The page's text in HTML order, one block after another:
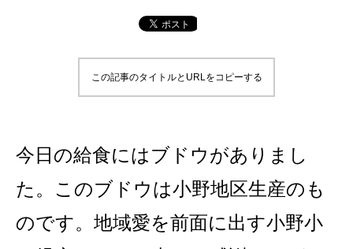
この記事のタイトルとURLをコピーする
今日の給食にはブドウがありまし
た。このブドウは小野地区生産のも
のです。地域愛を前面に出す小野小